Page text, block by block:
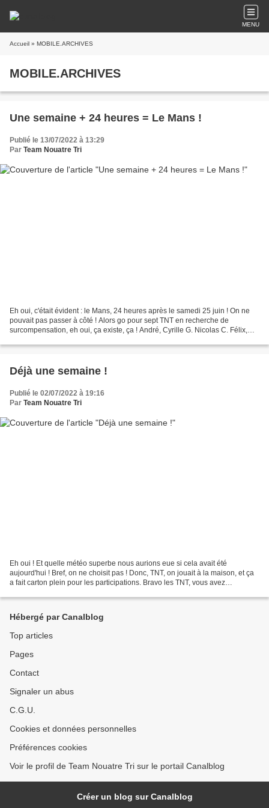
MENU
Accueil » MOBILE.ARCHIVES
MOBILE.ARCHIVES
Une semaine + 24 heures = Le Mans !
Publié le 13/07/2022 à 13:29
Par Team Nouatre Tri
Eh oui, c'était évident : le Mans, 24 heures après le samedi 25 juin ! On ne
pouvait pas passer à côté ! Alors go pour sept TNT en recherche de
surcompensation, eh oui, ça existe, ça ! André, Cyrille G. Nicolas C. Félix,
Déjà une semaine !
Publié le 02/07/2022 à 19:16
Par Team Nouatre Tri
Eh oui ! Et quelle météo superbe nous aurions eue si cela avait été
aujourd'hui ! Bref, on ne choisit pas ! Donc, TNT, on jouait à la maison, et ça
a fait carton plein pour les participations. Bravo les TNT, vous avez
Hébergé par Canalblog
Top articles
Pages
Contact
Signaler un abus
C.G.U.
Cookies et données personnelles
Préférences cookies
Voir le profil de Team Nouatre Tri sur le portail Canalblog
Créer un blog sur Canalblog